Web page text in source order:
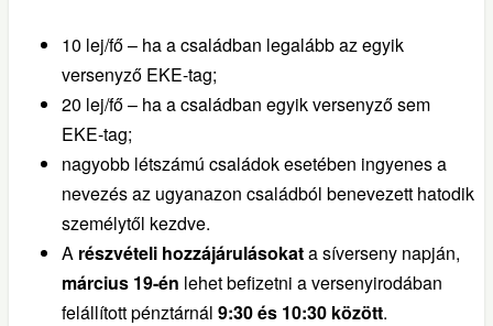
10 lej/fő – ha a családban legalább az egyik
versenyző EKE-tag;
20 lej/fő – ha a családban egyik versenyző sem
EKE-tag;
nagyobb létszámú családok esetében ingyenes a
nevezés az ugyanazon családból benevezett hatodik
személytől kezdve.
A részvételi hozzájárulásokata síverseny napján,
március 19-én lehet befizetni a versenyirodában
felállított pénztárnál 9:30 és 10:30 között.